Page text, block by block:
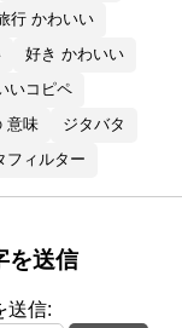
旅行 かわいい
好き かわいい
いコピペ
意味
ジタバタ
フィルター
を送信
送信: